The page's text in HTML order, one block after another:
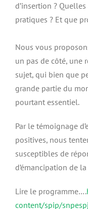
d’insertion ?
pratiques ? Et que
Nous vous
un pas de côté, une
sujet, qui bien que
grande partie du
pourtant essentiel.
Par le témoignage
positives, nous
susceptibles de
d’émancipation de
Lire le programme….
content/spip/